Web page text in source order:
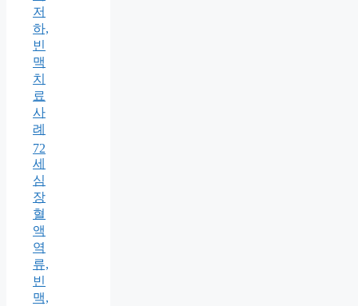
저
하,
빈
맥
치
료
사
례
72
세
심
장
혈
액
역
류,
빈
맥,